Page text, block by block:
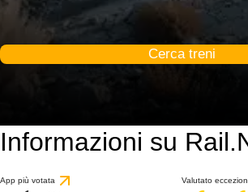
Cerca treni
Informazioni su
App più votata Valutato